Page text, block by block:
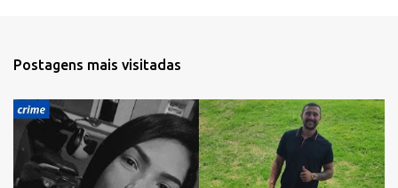
r
Postagens mais visitadas